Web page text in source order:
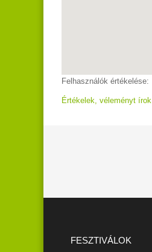
Felhasználók értékelése:
Értékelek, véleményt írok
FESZTIVÁLOK